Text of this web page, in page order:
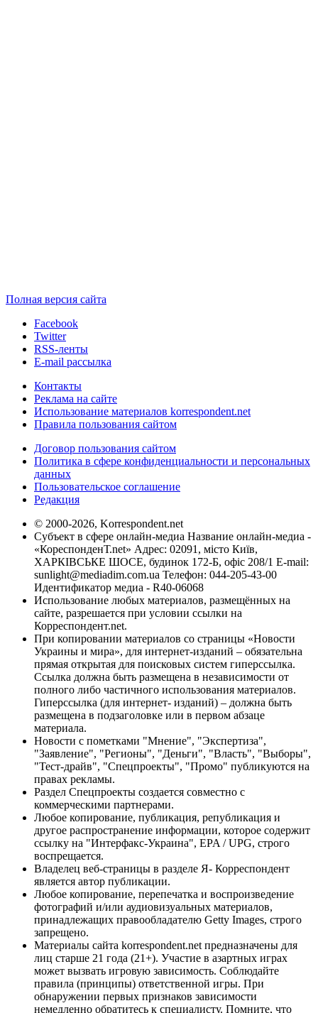
Полная версия сайта
Facebook
Twitter
RSS-ленты
E-mail рассылка
Контакты
Реклама на сайте
Использование материалов korrespondent.net
Правила пользования сайтом
Договор пользования сайтом
Политика в сфере конфиденциальности и персональных
данных
Пользовательское соглашение
Редакция
© 2000-2026, Korrespondent.net
Субъект в сфере онлайн-медиа Название онлайн-медиа -
«КореспонденТ.net» Адрес: 02091, місто Київ,
ХАРКІВСЬКЕ ШОСЕ, будинок 172-Б, офіс 208/1 E-mail:
sunlight@mediadim.com.ua Телефон: 044-205-43-00
Идентификатор медиа - R40-06068
Использование любых материалов, размещённых на
сайте, разрешается при условии ссылки на
Корреспондент.net.
При копировании материалов со страницы «Новости
Украины и мира», для интернет-изданий – обязательна
прямая открытая для поисковых систем гиперссылка.
Ссылка должна быть размещена в независимости от
полного либо частичного использования материалов.
Гиперссылка (для интернет- изданий) – должна быть
размещена в подзаголовке или в первом абзаце
материала.
Новости с пометками "Мнение", "Экспертиза",
"Заявление", "Регионы", "Деньги", "Власть", "Выборы",
"Тест-драйв", "Спецпроекты", "Промо" публикуются на
правах рекламы.
Раздел Спецпроекты создается совместно с
коммерческими партнерами.
Любое копирование, публикация, републикация и
другое распространение информации, которое содержит
ссылку на "Интерфакс-Украина", EPA / UPG, строго
воспрещается.
Владелец веб-страницы в разделе Я- Корреспондент
является автор публикации.
Любое копирование, перепечатка и воспроизведение
фотографий и/или аудиовизуальных материалов,
принадлежащих правообладателю Getty Images, строго
запрещено.
Материалы сайта korrespondent.net предназначены для
лиц старше 21 года (21+). Участие в азартных играх
может вызвать игровую зависимость. Соблюдайте
правила (принципы) ответственной игры. При
обнаружении первых признаков зависимости
немедленно обратитесь к специалисту. Помните, что